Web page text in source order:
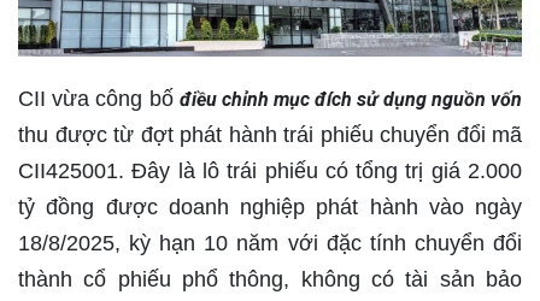
CII vừa công bố điều chỉnh mục đích sử dụng nguồn vốn
thu được từ đợt phát hành trái phiếu chuyển đổi mã
CII425001. Đây là lô trái phiếu có tổng trị giá 2.000
tỷ đồng được doanh nghiệp phát hành vào ngày
18/8/2025, kỳ hạn 10 năm với đặc tính chuyển đổi
thành cổ phiếu phổ thông, không có tài sản bảo